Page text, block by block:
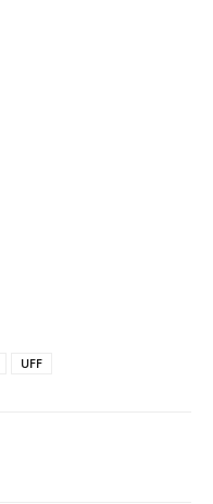
UFF